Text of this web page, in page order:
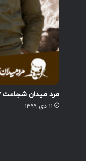
مرد میدان شجاعت ۶
۱۱ دی ۱۳۹۹